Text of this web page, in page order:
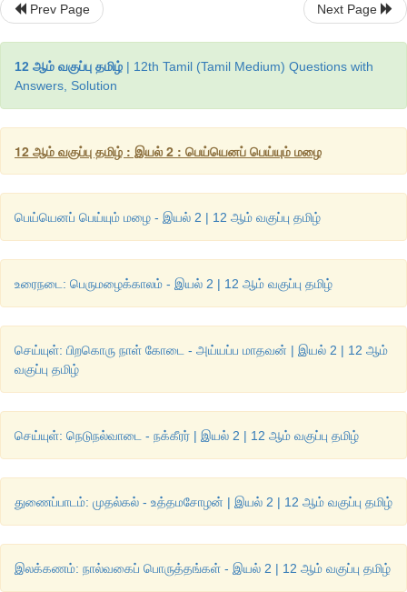
பொழுது புலரும் தருணம்.
புருஷனைத் தொடக் கை நீட்டியவள் அவன் இல்லாமல் திடுக்கிட்டு
யோசித்தவளுக்கு, 'ஒரு வேளை அங்கே போயிருப்பாரோ'. என்று
நடக்கத் தொடங்கினாள்.
தளும்புகின்ற வடி வாய்க்காலில் ஜில்லென்ற இடுப்பளவு
மேலே எறிந்து கொண்டிருந்தான் மருதன். அப்படியே
நின்றுவிட்டாள் அல்லி.
அவளையறியாமலேயே புடவையை வரிந்து கட்டிக்கொண்டு
இறங்கிவிட்டாள்.
" நீ சொல்றது நிஜம்தான் மாமா. ஊரு நல்லா
நல்லாயிருக்கலாம். அதுக்காக இவ்ளோ நீளமான வாய்க்காலை
மட்டுமே சுத்தம் பண்ணிட முடியுமா?"
ஆற்றாமையுடன் கேட்டவளைத் திரும்பிப் பார்க்காமலே பதில்
Prev Page Next Page
12 ஆம் வகுப்பு தமிழ் | 12th Tamil (Tamil Medium) Questions with
Answers, Solution
12 ஆம் வகுப்பு தமிழ் : இயல் 2 : பெய்யெனப் பெய்யும் மழை
பெய்யெனப் பெய்யும் மழை - இயல் 2 | 12 ஆம் வகுப்பு தமிழ்
உரைநடை: பெருமழைக்காலம் - இயல் 2 | 12 ஆம் வகுப்பு தமிழ்
செய்யுள்: பிறகொரு நாள் கோடை - அய்யப்ப மாதவன் | இயல் 2 | 12 ஆம்
வகுப்பு தமிழ்
செய்யுள்: நெடுநல்வாடை - நக்கீரர் | இயல் 2 | 12 ஆம் வகுப்பு தமிழ்
துணைப்பாடம்: முதல்கல் - உத்தமசோழன் | இயல் 2 | 12 ஆம் வகுப்பு தமிழ்
இலக்கணம்: நால்வகைப் பொருத்தங்கள் - இயல் 2 | 12 ஆம் வகுப்பு தமிழ்